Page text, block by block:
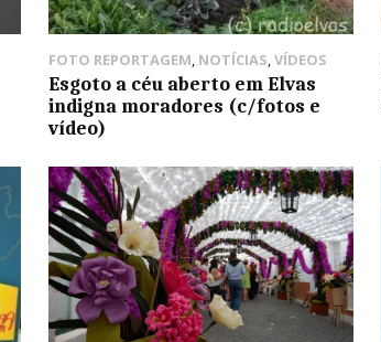
FOTO REPORTAGEM, NOTÍCIAS,VÍDEOS
Esgoto a céu aberto em Elvas
indigna moradores (c/fotos e
vídeo)